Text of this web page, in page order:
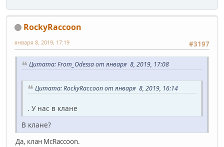
RockyRaccoon
#3197
января 8, 2019, 17:19
Цитата: From_Odessa от января 8, 2019, 17:08
Цитата: RockyRaccoon от января 8, 2019, 16:14
. У нас в клане
В клане?
Да, клан McRaccoon.